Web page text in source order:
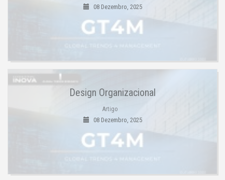
08 Dezembro, 2025
Design Organizacional
Artigo
08 Dezembro, 2025